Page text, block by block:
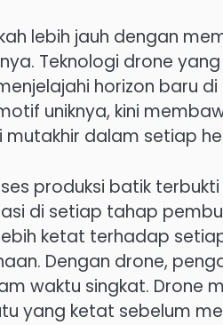
lebih jauh dengan
Teknologi drone
horizon baru
uniknya, kini
dalam setiap
produksi batik
di setiap tahap
ketat terhadap
Dengan drone,
waktu singkat. Drone
yang ketat sebelum